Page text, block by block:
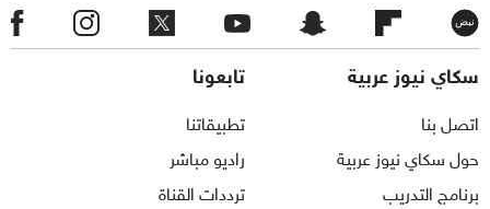
سكاي نيوز عربية
اتصل بنا
حول سكاي نيوز عربية
برنامج التدريب
تابعونا
تطبيقاتنا
راديو مباشر
ترددات القناة